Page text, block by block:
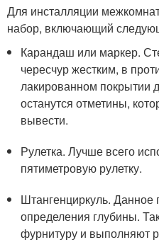
Для инсталляции
набор, включающий
Карандаш или маркер.
чересчур жестким, в
лакированном покрытии
останутся отметины,
вывести.
Рулетка. Лучше всего
пятиметровую рулетку.
Штангенциркуль. Данное
определения глубины.
фурнитуру и выполняют